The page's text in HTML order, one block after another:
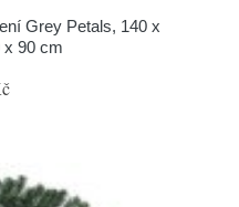
Grey Petals, 140 x
x 90 cm